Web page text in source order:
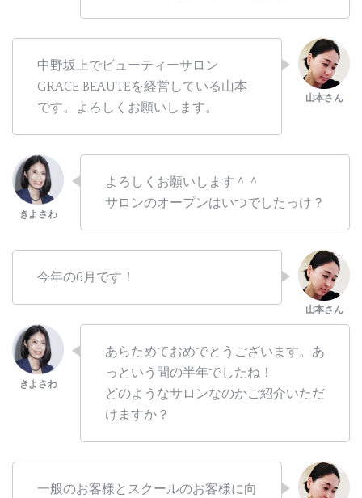
中野坂上でビューティーサロン
GRACE BEAUTEを経営している山本
です。よろしくお願いします。
よろしくお願いします＾＾
サロンのオープンはいつでしたっけ？
今年の6月です！
あらためておめでとうございます。あ
っという間の半年でしたね！
どのようなサロンなのかご紹介いただ
けますか？
一般のお客様とスクールのお客様に向